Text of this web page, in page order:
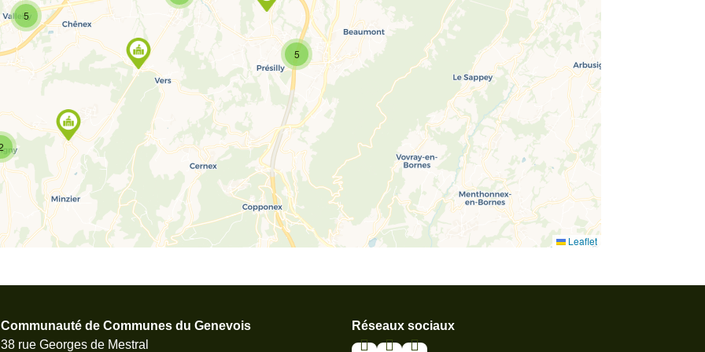
5
5
Leaflet
Communauté de Communes du Genevois
38 rue Georges de Mestral
Réseaux sociaux